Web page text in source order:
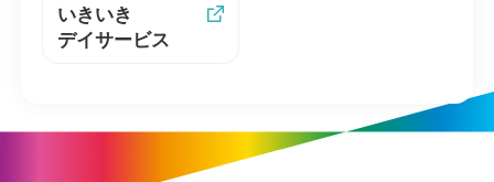
いきいき
デイサービス